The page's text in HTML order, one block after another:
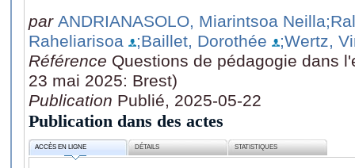
par ANDRIANASOLO, Miarintsoa Neilla
Raheliarisoa
;Baillet, Dorothée
;Wertz,
Référence Questions de pédagogie dans
23 mai 2025: Brest)
Publication Publié, 2025-05-22
Publication dans des actes
ACCÈS EN LIGNE DÉTAILS STATISTIQUES